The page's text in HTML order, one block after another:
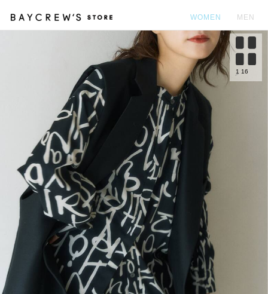
WOMEN MEN
1 16